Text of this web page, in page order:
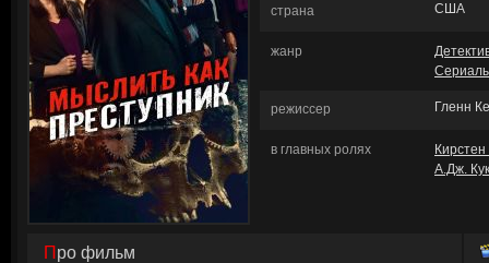
страна США
жанр
режиссер Гленн
в главных ролях
Кирстен
А.Дж. Кук
Про фильм